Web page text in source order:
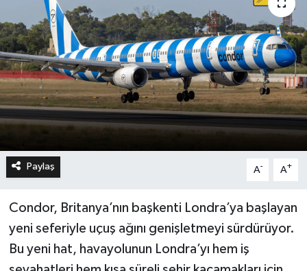
Paylaş A- A+
Condor, Britanya’nın başkenti Londra’ya başlayan
yeni seferiyle uçuş ağını genişletmeyi sürdürüyor.
Bu yeni hat, havayolunun Londra’yı hem iş